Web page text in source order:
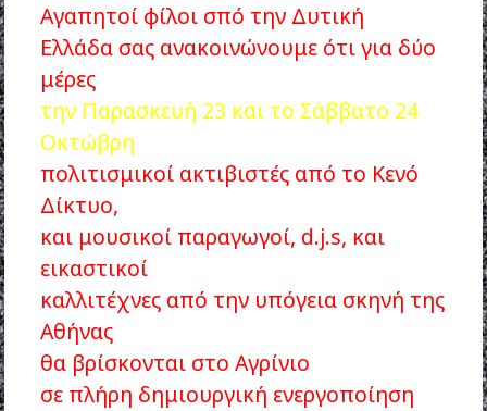
Αγαπητοί φίλοι σπό την Δυτική
Ελλάδα σας ανακοινώνουμε ότι για δύο
μέρες
την Παρασκευή 23 και το Σάββατο 24
Οκτώβρη
πολιτισμικοί ακτιβιστές από το Κενό
Δίκτυο,
και μουσικοί παραγωγοί, d.j.s, και
εικαστικοί
καλλιτέχνες από την υπόγεια σκηνή της
Αθήνας
θα βρίσκονται στο Αγρίνιο
σε πλήρη δημιουργική ενεργοποίηση